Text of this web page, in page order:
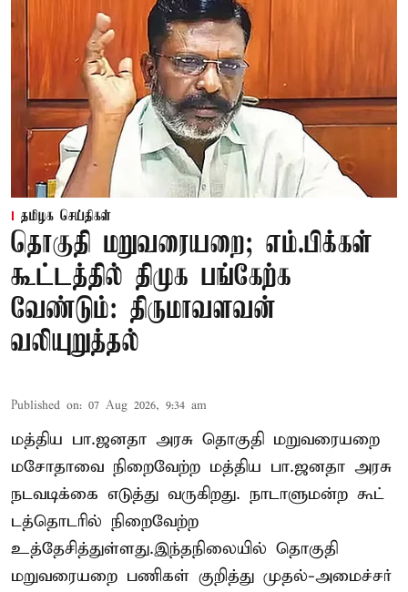
தமிழக செய்திகள்
தொகுதி மறுவரையறை; எம்.பிக்கள்
கூட்டத்தில் திமுக பங்கேற்க
வேண்டும்: திருமாவளவன்
வலியுறுத்தல்
Published on: 07 Aug 2026, 9:34 am
மத்திய பா.ஜனதா அரசு தொகுதி மறுவரையறை
மசோதாவை நிறைவேற்ற மத்திய பா.ஜனதா அரசு
நடவடிக்கை எடுத்து வருகிறது. நாடாளுமன்ற கூட்
டத்தொடரில் நிறைவேற்ற
உத்தேசித்துள்ளது.இந்தநிலையில் தொகுதி
மறுவரையறை பணிகள் குறித்து முதல்-அமைச்சர்